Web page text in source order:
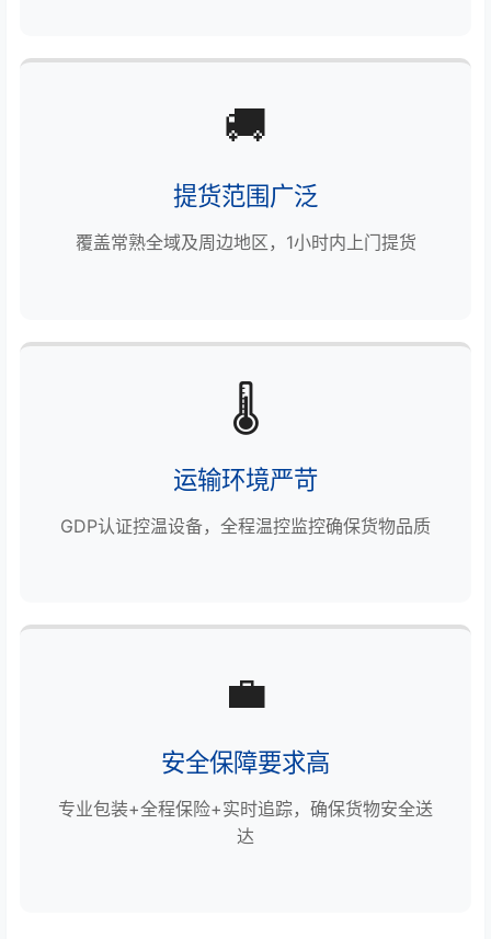
🚚
提货范围广泛
覆盖常熟全域及周边地区，1小时内上门提货
🌡️
运输环境严苛
GDP认证控温设备，全程温控监控确保货物品质
💼
安全保障要求高
专业包装+全程保险+实时追踪，确保货物安全送
达